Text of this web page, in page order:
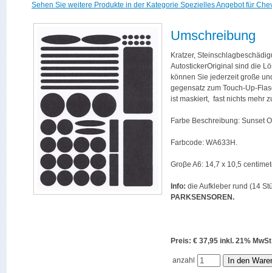
Sehen Sie weitere Produkte in der Kategorie Spezielles Angebot für
Umschreibung
Kratzer,
AutostickerOriginal sind die
können Sie jederzeit große
gegensatz zum Touch-Up-
ist maskiert, fast nichts mehr
Farbe Beschreibung: Sunset
Farbcode: WA633H.
Groβe A6: 14,7 x 10,5
Info: die Aufkleber rund (14
PARKSENSOREN.
Preis: € 37,95 inkl. 21%
anzahl